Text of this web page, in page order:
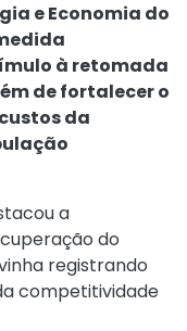
e Economia do
à retomada
de fortalecer o
da
a
do
registrando
competitividade